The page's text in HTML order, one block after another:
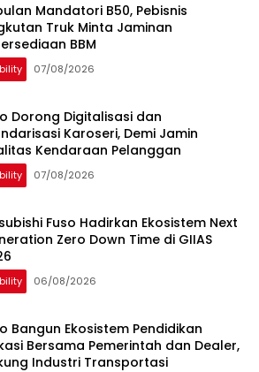
Mandatori B50, Pebisnis
Truk Minta Jaminan
BBM
07/08/2026
Dorong Digitalisasi dan
Karoseri, Demi Jamin
Kendaraan Pelanggan
07/08/2026
Fuso Hadirkan Ekosistem Next
Zero Down Time di GIIAS
06/08/2026
Bangun Ekosistem Pendidikan
Bersama Pemerintah dan Dealer,
Industri Transportasi